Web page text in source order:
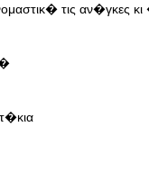
τις αν�γκες